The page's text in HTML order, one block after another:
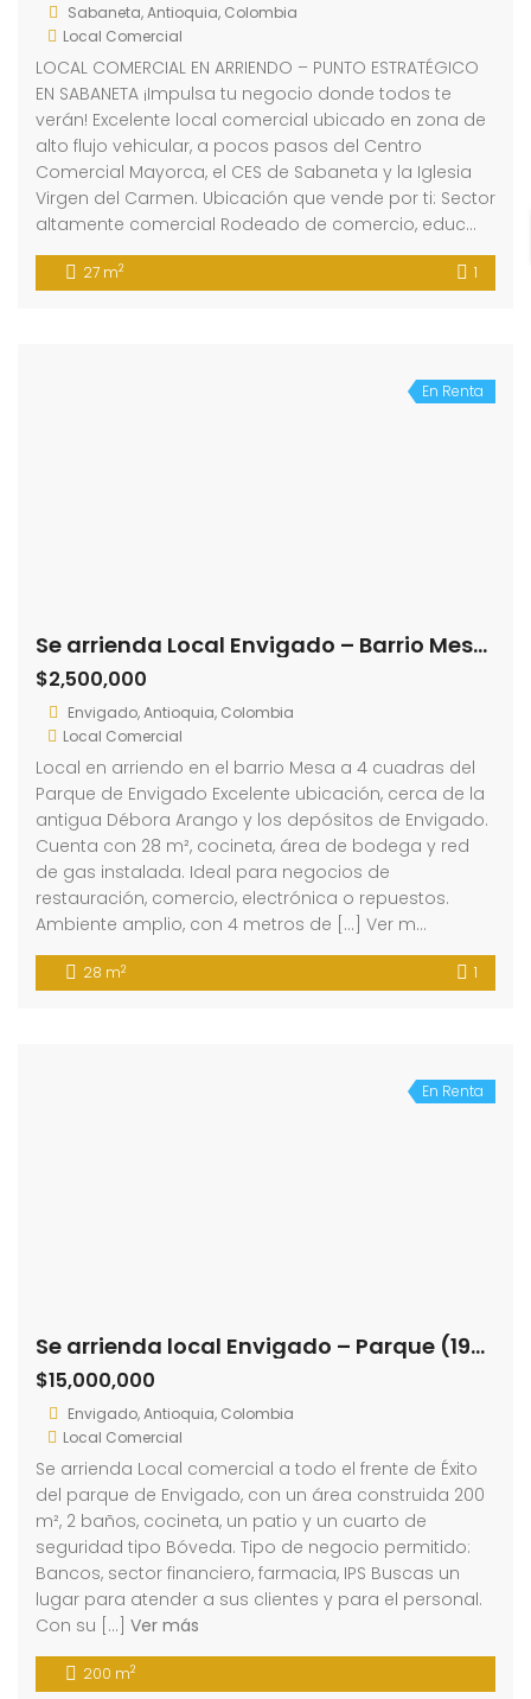
Sabaneta, Antioquia, Colombia
Local Comercial
LOCAL COMERCIAL EN ARRIENDO – PUNTO ESTRATÉGICO
EN SABANETA ¡Impulsa tu negocio donde todos te
verán! Excelente local comercial ubicado en zona de
alto flujo vehicular, a pocos pasos del Centro
Comercial Mayorca, el CES de Sabaneta y la Iglesia
Virgen del Carmen. Ubicación que vende por ti: Sector
altamente comercial Rodeado de comercio, educ…
27 m2 1
En Renta
Se arrienda Local Envigado – Barrio Mesa (193002226)
$2,500,000
Envigado, Antioquia, Colombia
Local Comercial
Local en arriendo en el barrio Mesa a 4 cuadras del
Parque de Envigado Excelente ubicación, cerca de la
antigua Débora Arango y los depósitos de Envigado.
Cuenta con 28 m², cocineta, área de bodega y red
de gas instalada. Ideal para negocios de
restauración, comercio, electrónica o repuestos.
Ambiente amplio, con 4 metros de […] Ver m…
28 m2 1
En Renta
Se arrienda local Envigado – Parque (193906731)
$15,000,000
Envigado, Antioquia, Colombia
Local Comercial
Se arrienda Local comercial a todo el frente de Éxito
del parque de Envigado, con un área construida 200
m², 2 baños, cocineta, un patio y un cuarto de
seguridad tipo Bóveda. Tipo de negocio permitido:
Bancos, sector financiero, farmacia, IPS Buscas un
lugar para atender a sus clientes y para el personal.
Con su […] Ver más
200 m2